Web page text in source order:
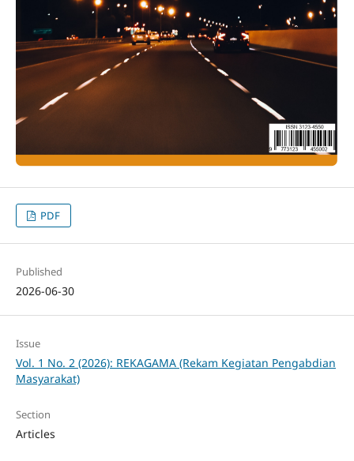
PDF
Published
2026-06-30
Issue
Vol. 1 No. 2 (2026): REKAGAMA (Rekam Kegiatan Pengabdian
Masyarakat)
Section
Articles